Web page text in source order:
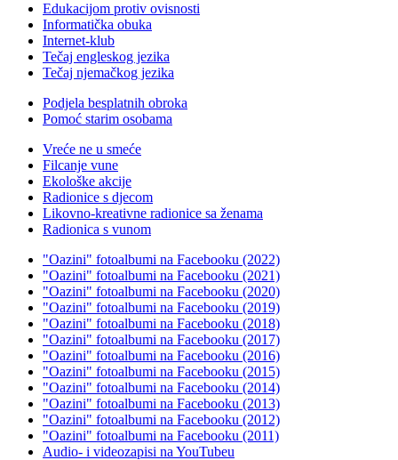
Edukacijom protiv ovisnosti
Informatička obuka
Internet-klub
Tečaj engleskog jezika
Tečaj njemačkog jezika
Podjela besplatnih obroka
Pomoć starim osobama
Vreće ne u smeće
Filcanje vune
Ekološke akcije
Radionice s djecom
Likovno-kreativne radionice sa ženama
Radionica s vunom
"Oazini" fotoalbumi na Facebooku (2022)
"Oazini" fotoalbumi na Facebooku (2021)
"Oazini" fotoalbumi na Facebooku (2020)
"Oazini" fotoalbumi na Facebooku (2019)
"Oazini" fotoalbumi na Facebooku (2018)
"Oazini" fotoalbumi na Facebooku (2017)
"Oazini" fotoalbumi na Facebooku (2016)
"Oazini" fotoalbumi na Facebooku (2015)
"Oazini" fotoalbumi na Facebooku (2014)
"Oazini" fotoalbumi na Facebooku (2013)
"Oazini" fotoalbumi na Facebooku (2012)
"Oazini" fotoalbumi na Facebooku (2011)
Audio- i videozapisi na YouTubeu